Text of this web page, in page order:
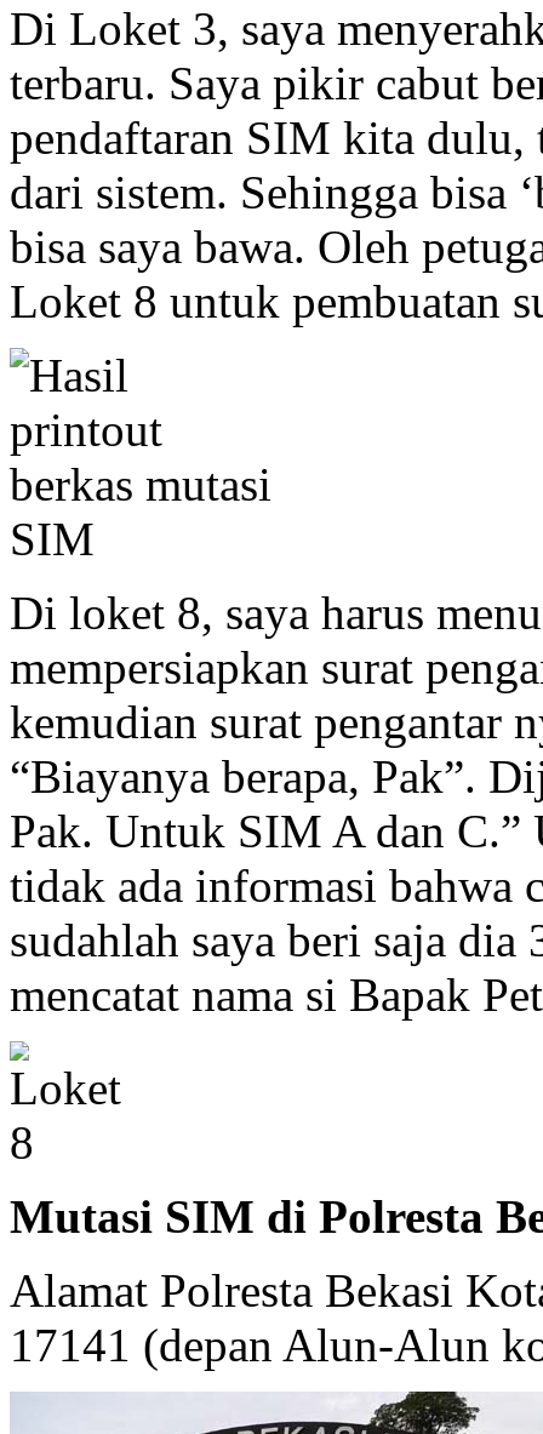
Di Loket 3, saya
terbaru. Saya pikir cabut
pendaftaran SIM kita dulu,
dari sistem. Sehingga bisa
bisa saya bawa. Oleh
Loket 8 untuk pembuatan
Di loket 8, saya harus
mempersiapkan surat
kemudian surat pengantar
“Biayanya berapa, Pak”.
Pak. Untuk SIM A dan C.”
tidak ada informasi bahwa
sudahlah saya beri saja
mencatat nama si Bapak
Mutasi SIM di Polresta
Alamat Polresta Bekasi
17141 (depan Alun-Alun